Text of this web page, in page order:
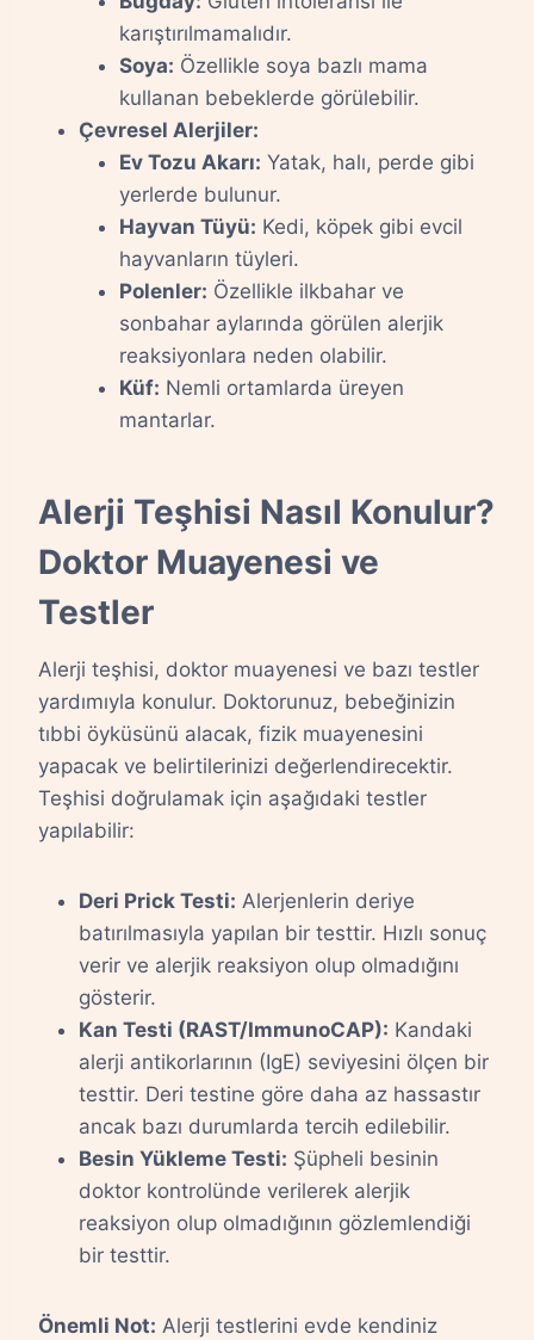
karıştırılmamalıdır.
Soya: Özellikle soya bazlı mama
kullanan bebeklerde görülebilir.
Çevresel Alerjiler:
Ev Tozu Akarı: Yatak, halı, perde gibi
yerlerde bulunur.
Hayvan Tüyü: Kedi, köpek gibi evcil
hayvanların tüyleri.
Polenler: Özellikle ilkbahar ve
sonbahar aylarında görülen alerjik
reaksiyonlara neden olabilir.
Küf: Nemli ortamlarda üreyen
mantarlar.
Alerji Teşhisi Nasıl Konulur?
Doktor Muayenesi ve
Testler
Alerji teşhisi, doktor muayenesi ve bazı testler
yardımıyla konulur. Doktorunuz, bebeğinizin
tıbbi öyküsünü alacak, fizik muayenesini
yapacak ve belirtilerinizi değerlendirecektir.
Teşhisi doğrulamak için aşağıdaki testler
yapılabilir:
Deri Prick Testi: Alerjenlerin deriye
batırılmasıyla yapılan bir testtir. Hızlı sonuç
verir ve alerjik reaksiyon olup olmadığını
gösterir.
Kan Testi (RAST/ImmunoCAP): Kandaki
alerji antikorlarının (IgE) seviyesini ölçen bir
testtir. Deri testine göre daha az hassastır
ancak bazı durumlarda tercih edilebilir.
Besin Yükleme Testi: Şüpheli besinin
doktor kontrolünde verilerek alerjik
reaksiyon olup olmadığının gözlemlendiği
bir testtir.
Önemli Not: Alerji testlerini evde kendiniz